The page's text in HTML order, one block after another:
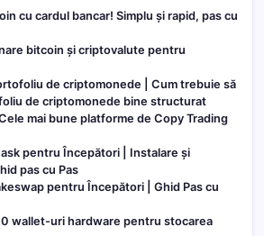
cu cardul bancar! Simplu și rapid, pas cu
bitcoin și criptovalute pentru
de criptomonede | Cum trebuie să
de criptomonede bine structurat
mai bune platforme de Copy Trading
pentru Începători | Instalare și
pas cu Pas
pentru Începători | Ghid Pas cu
wallet-uri hardware pentru stocarea